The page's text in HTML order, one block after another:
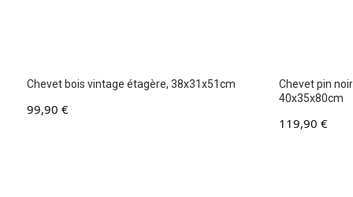
Chevet bois vintage étagère, 38x31x51cm
99,90 €
Chevet pin
40x35x80cm
119,90 €